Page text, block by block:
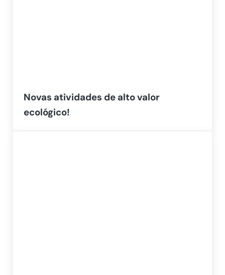
Novas atividades de alto valor
ecológico!